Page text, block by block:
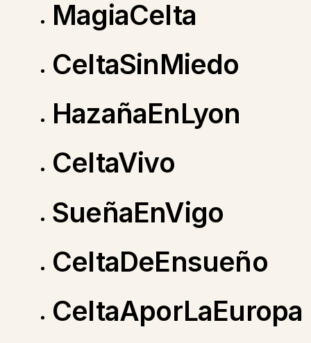
MagiaCelta
CeltaSinMiedo
HazañaEnLyon
CeltaVivo
SueñaEnVigo
CeltaDeEnsueño
CeltaAporLaEuropa